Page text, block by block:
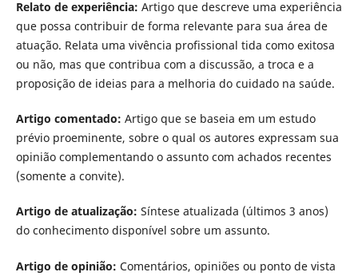
Relato de experiência: Artigo que descreve uma experiência
que possa contribuir de forma relevante para sua área de
atuação. Relata uma vivência profissional tida como exitosa
ou não, mas que contribua com a discussão, a troca e a
proposição de ideias para a melhoria do cuidado na saúde.
Artigo comentado: Artigo que se baseia em um estudo
prévio proeminente, sobre o qual os autores expressam sua
opinião complementando o assunto com achados recentes
(somente a convite).
Artigo de atualização: Sí­ntese atualizada (últimos 3 anos)
do conhecimento disponí­vel sobre um assunto.
Artigo de opinião: Comentários, opiniões ou ponto de vista